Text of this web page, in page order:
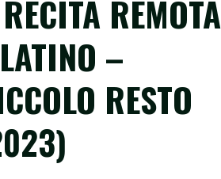
REMOTA
–
RESTO